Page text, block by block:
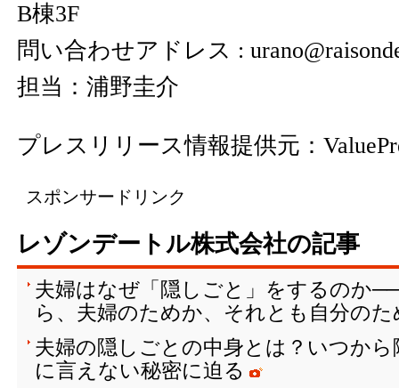
B棟3F
問い合わせアドレス :
担当：浦野圭介
プレスリリース情報提供元：
スポンサードリンク
レゾンデートル株式会社の記事
夫婦はなぜ「隠しごと」をするのか
ら、夫婦のためか、それとも自分のた
夫婦の隠しごとの中身とは？いつか
に言えない秘密に迫る